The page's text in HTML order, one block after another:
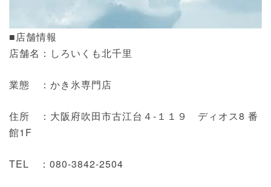
■店舗情報
店舗名：しろいくも北千里
業態 ：かき氷専門店
住所 ：大阪府吹田市古江台４-１１９ ディオス8 番
館1F
TEL ：080-3842-2504